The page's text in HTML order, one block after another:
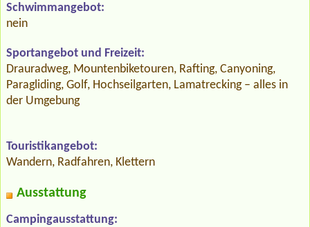
Schwimmangebot:
nein
Sportangebot und Freizeit:
Drauradweg, Mountenbiketouren, Rafting, Canyoning,
Paragliding, Golf, Hochseilgarten, Lamatrecking – alles in
der Umgebung
Touristikangebot:
Wandern, Radfahren, Klettern
Ausstattung
Campingausstattung: